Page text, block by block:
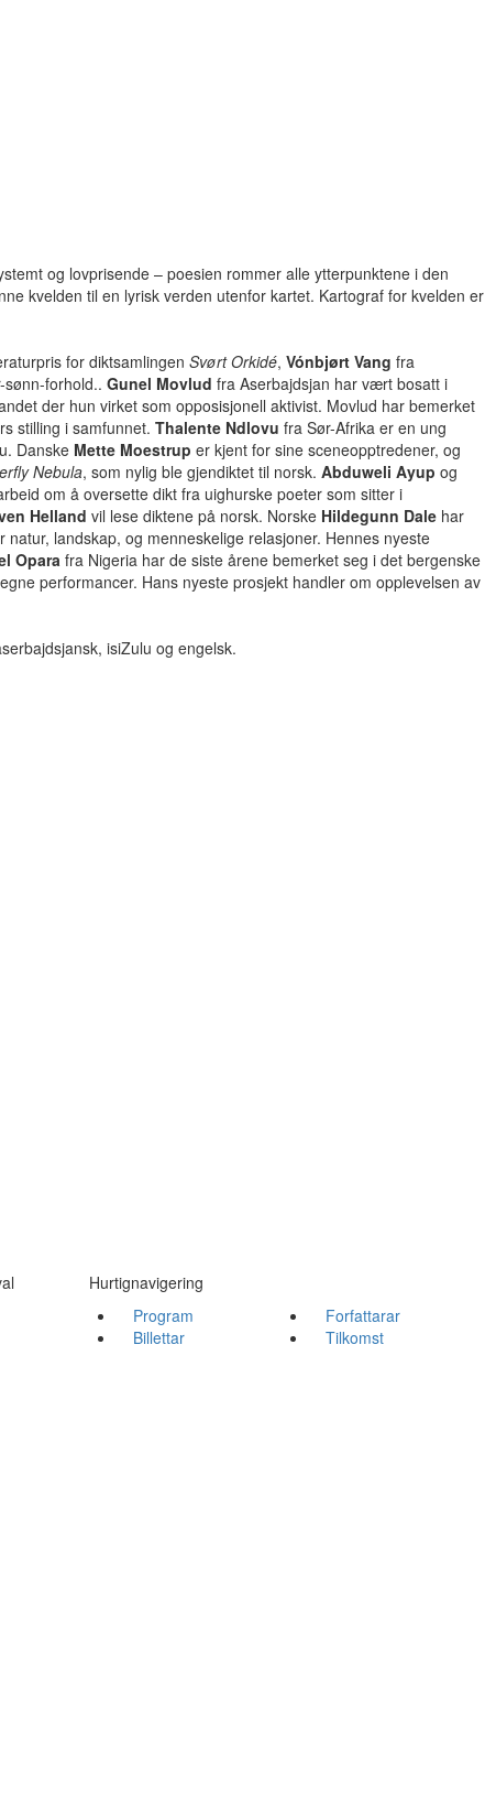
og lovprisende – poesien rommer alle ytterpunktene i den
kvelden til en lyrisk verden utenfor kartet. Kartograf for kvelden er
for diktsamlingen Svørt Orkidé, Vónbjørt Vang fra
forhold.. Gunel Movlud fra Aserbajdsjan har vært bosatt i
der hun virket som opposisjonell aktivist. Movlud har bemerket
stilling i samfunnet. Thalente Ndlovu fra Sør-Afrika er en ung
Danske Mette Moestrup er kjent for sine sceneopptredener, og
Nebula, som nylig ble gjendiktet til norsk. Abduweli Ayup og
om å oversette dikt fra uighurske poeter som sitter i
Helland vil lese diktene på norsk. Norske Hildegunn Dale har
landskap, og menneskelige relasjoner. Hennes nyeste
Oparafra Nigeria har de siste årene bemerket seg i det bergenske
performancer. Hans nyeste prosjekt handler om opplevelsen av
isiZulu og engelsk.
Hurtignavigering
Program
Forfattarar
Billettar
Tilkomst